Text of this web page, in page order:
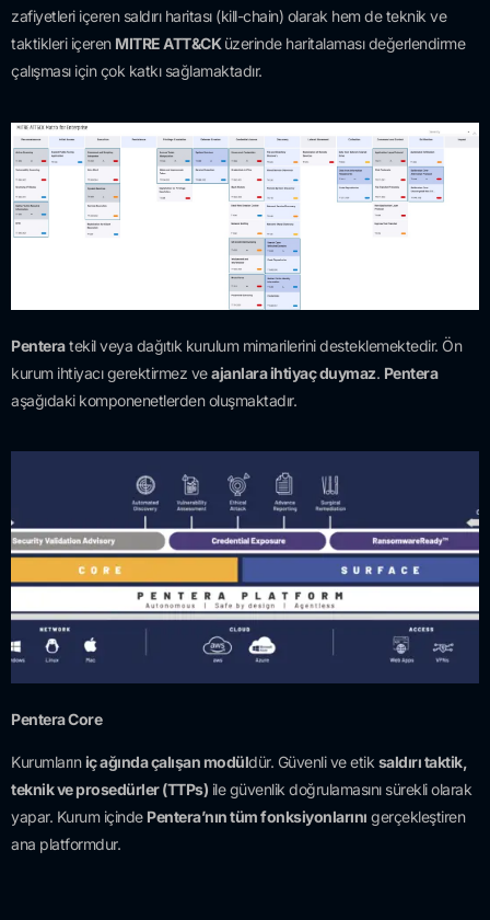
zafiyetleri içeren saldırı haritası (kill-chain) olarak hem de teknik ve
taktikleri içeren MITRE ATT&CKüzerinde haritalaması değerlendirme
çalışması için çok katkı sağlamaktadır.
Penteratekil veya dağıtık kurulum mimarilerini desteklemektedir. Ön
kurum ihtiyacı gerektirmez veajanlara ihtiyaç duymaz. Pentera
aşağıdaki komponenetlerden oluşmaktadır.
Pentera Core
Kurumlarıniç ağında çalışan modüldür. Güvenli ve etik saldırı taktik,
teknik ve prosedürler (TTPs) ile güvenlik doğrulamasını sürekli olarak
yapar. Kurum içinde Pentera’nın tüm fonksiyonlarını gerçekleştiren
ana platformdur.